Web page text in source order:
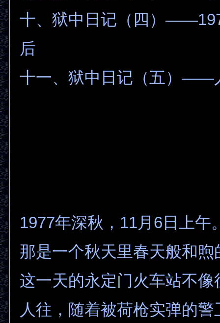
十、狱中日记（四）
后
十一、狱中日记（五）——
1977年深秋，11月6日上午
那是一个秋天里春天般和煦
这一天的永定门火车站不像
人往，随着被荷枪实弹的